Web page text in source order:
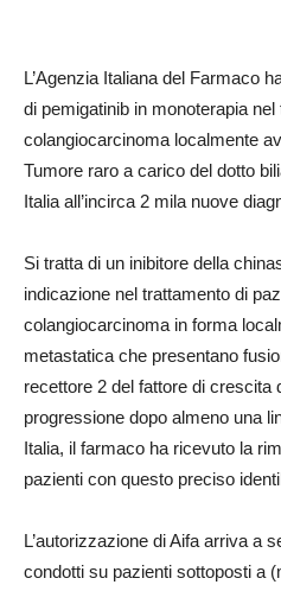
L’Agenzia Italiana del Farmaco
di pemigatinib in monoterapia
colangiocarcinoma localmente
Tumore raro a carico del dotto
Italia all’incirca 2 mila nuove
Si tratta di un inibitore della
indicazione nel trattamento di
colangiocarcinoma in forma
metastatica che presentano
recettore 2 del fattore di crescita
progressione dopo almeno una
Italia, il farmaco ha ricevuto la
pazienti con questo preciso
L’autorizzazione di Aifa arriva a
condotti su pazienti sottoposti a